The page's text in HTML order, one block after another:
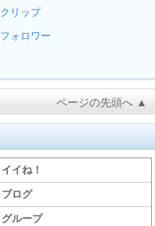
クリップ
フォロワー
ページの先頭へ ▲
イイね！
ブログ
グループ